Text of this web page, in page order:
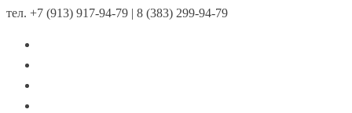
тел. +7 (913) 917-94-79 | 8 (383) 299-94-79